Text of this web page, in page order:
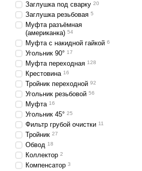
Заглушка под сварку 20
Заглушка резьбовая 5
Муфта разъёмная
(американка) 54
Муфта с накидной гайкой 6
Угольник 90° 17
Муфта переходная 128
Крестовина 16
Тройник переходной 92
Угольник резьбовой 56
Муфта 16
Угольник 45° 25
Фильтр грубой очистки 11
Тройник 27
Обвод 18
Коллектор 2
Компенсатор 3